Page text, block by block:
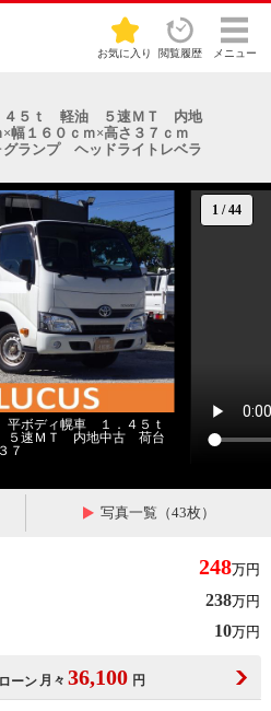
お気に入り 閲覧履歴 メニュー
５ｔ 軽油 ５速ＭＴ 内地
１６０ｃｍ×高さ３７ｃｍ
ランプ ヘッドライトレベラ
1 /44
ボディ幌車 １．４５ｔ
５速ＭＴ 内地中古 荷台
７
写真一覧（43枚）
248万円
238万円
10万円
ーン 月々 36,100 円